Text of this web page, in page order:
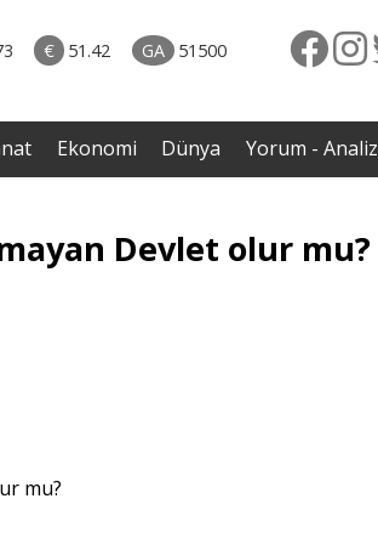
€ 51.42 GA 51500
Ekonomi Dünya Yorum - Analiz
Devlet olur mu?